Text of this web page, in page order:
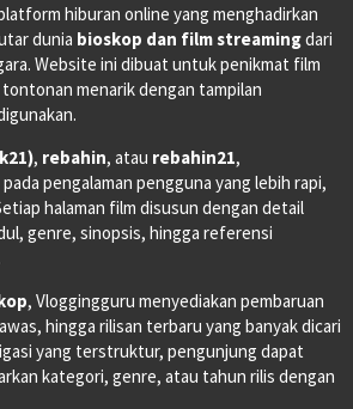
hiburan online yang menghadirkan
dunia bioskop dan film streamingdari
Website ini dibuat untuk penikmat film
menarik dengan tampilan
, rebahin, atau rebahin21,
pengalaman pengguna yang lebih rapi,
halaman film disusun dengan detail
genre, sinopsis, hingga referensi
, Vloggingguru menyediakan pembaruan
hingga rilisan terbaru yang banyak dicari
yang terstruktur, pengunjung dapat
kategori, genre, atau tahun rilis dengan